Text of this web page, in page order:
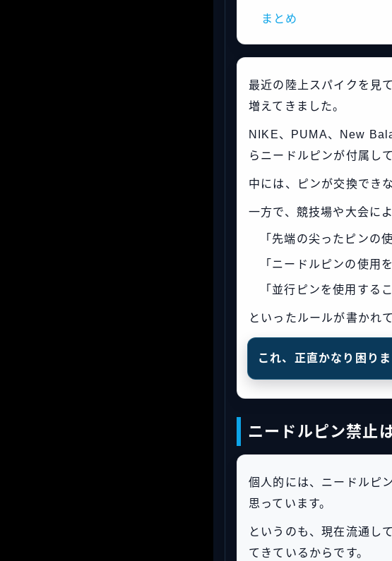
まとめ
最近の陸上スパイクを見
増えてきました。
NIKE、PUMA、New
らニードルピンが付属し
中には、ピンが交換でき
一方で、競技場や大会によ
「先端の尖ったピンの
「ニードルピンの使用
「並行ピンを使用するこ
といったルールが書かれ
これ、正直かなり困りま
ニードルピン禁止
個人的には、ニードルピ
思っています。
というのも、現在流通し
てきているからです。